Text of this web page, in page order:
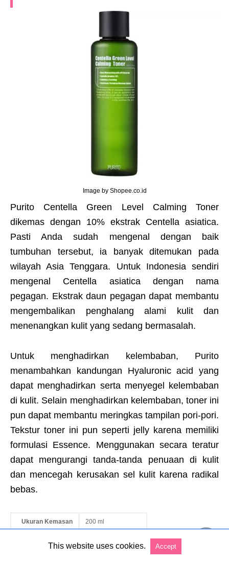
Image by Shopee.co.id
Purito Centella Green Level Calming Toner
dikemas dengan 10% ekstrak Centella asiatica.
Pasti Anda sudah mengenal dengan baik
tumbuhan tersebut, ia banyak ditemukan pada
wilayah Asia Tenggara. Untuk Indonesia sendiri
mengenal Centella asiatica dengan nama
pegagan. Ekstrak daun pegagan dapat membantu
mengembalikan penghalang alami kulit dan
menenangkan kulit yang sedang bermasalah.
Untuk menghadirkan kelembaban, Purito
menambahkan kandungan Hyaluronic acid yang
dapat menghadirkan serta menyegel kelembaban
di kulit. Selain menghadirkan kelembaban, toner ini
pun dapat membantu meringkas tampilan pori-pori.
Tekstur toner ini pun seperti jelly karena memiliki
formulasi Essence. Menggunakan secara teratur
dapat mengurangi tanda-tanda penuaan di kulit
dan mencegah kerusakan sel kulit karena radikal
bebas.
Ukuran Kemasan 200 ml
This website uses cookies. Accept